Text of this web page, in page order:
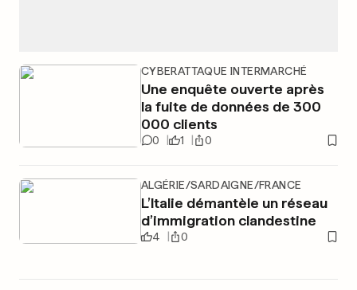
CYBERATTAQUE INTERMARCHÉ
Une enquête ouverte après
la fuite de données de 300
000 clients
0 1 0
ALGÉRIE/SARDAIGNE/FRANCE
L’Italie démantèle un réseau
d’immigration clandestine
4 0